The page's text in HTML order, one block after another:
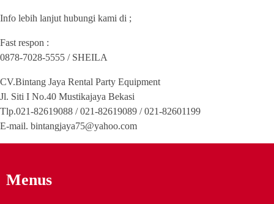
Info lebih lanjut hubungi kami di ;
Fast respon :
0878-7028-5555 / SHEILA
CV.Bintang Jaya Rental Party Equipment
Jl. Siti I No.40 Mustikajaya Bekasi
Tlp.021-82619088 / 021-82619089 / 021-82601199
E-mail. bintangjaya75@yahoo.com
Menus